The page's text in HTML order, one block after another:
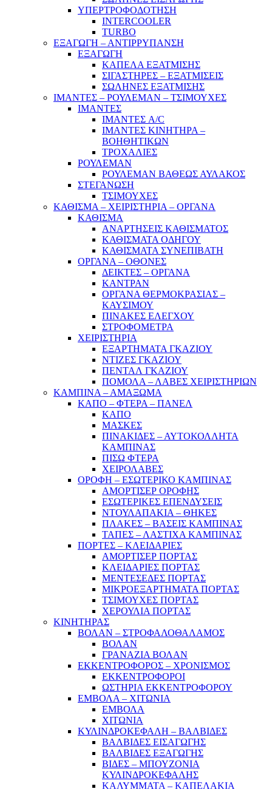
ΥΠΕΡΤΡΟΦΟΔΟΤΗΣΗ
INTERCOOLER
TURBO
ΕΞΑΓΩΓΗ – ΑΝΤΙΡΡΥΠΑΝΣΗ
ΕΞΑΓΩΓΗ
ΚΑΠΕΛΑ ΕΞΑΤΜΙΣΗΣ
ΣΙΓΑΣΤΗΡΕΣ – ΕΞΑΤΜΙΣΕΙΣ
ΣΩΛΗΝΕΣ ΕΞΑΤΜΙΣΗΣ
ΙΜΑΝΤΕΣ – ΡΟΥΛΕΜΑΝ – ΤΣΙΜΟΥΧΕΣ
ΙΜΑΝΤΕΣ
ΙΜΑΝΤΕΣ A/C
ΙΜΑΝΤΕΣ ΚΙΝΗΤΗΡΑ –
ΒΟΗΘΗΤΙΚΩΝ
ΤΡΟΧΑΛΙΕΣ
ΡΟΥΛΕΜΑΝ
ΡΟΥΛΕΜΑΝ ΒΑΘΕΩΣ ΑΥΛΑΚΟΣ
ΣΤΕΓΑΝΩΣΗ
ΤΣΙΜΟΥΧΕΣ
ΚΑΘΙΣΜΑ – ΧΕΙΡΙΣΤΗΡΙΑ – ΟΡΓΑΝΑ
ΚΑΘΙΣΜΑ
ΑΝΑΡΤΗΣΕΙΣ ΚΑΘΙΣΜΑΤΟΣ
ΚΑΘΙΣΜΑΤΑ ΟΔΗΓΟΥ
ΚΑΘΙΣΜΑΤΑ ΣΥΝΕΠΙΒΑΤΗ
ΟΡΓΑΝΑ – ΟΘΟΝΕΣ
ΔΕΙΚΤΕΣ – ΟΡΓΑΝΑ
ΚΑΝΤΡΑΝ
ΟΡΓΑΝΑ ΘΕΡΜΟΚΡΑΣΙΑΣ –
ΚΑΥΣΙΜΟΥ
ΠΙΝΑΚΕΣ ΕΛΕΓΧΟΥ
ΣΤΡΟΦΟΜΕΤΡΑ
ΧΕΙΡΙΣΤΗΡΙΑ
ΕΞΑΡΤΗΜΑΤΑ ΓΚΑΖΙΟΥ
ΝΤΙΖΕΣ ΓΚΑΖΙΟΥ
ΠΕΝΤΑΛ ΓΚΑΖΙΟΥ
ΠΟΜΟΛΑ – ΛΑΒΕΣ ΧΕΙΡΙΣΤΗΡΙΩΝ
ΚΑΜΠΙΝΑ – ΑΜΑΞΩΜΑ
ΚΑΠΟ – ΦΤΕΡΑ – ΠΑΝΕΛ
ΚΑΠΟ
ΜΑΣΚΕΣ
ΠΙΝΑΚΙΔΕΣ – ΑΥΤΟΚΟΛΛΗΤΑ
ΚΑΜΠΙΝΑΣ
ΠΙΣΩ ΦΤΕΡΑ
ΧΕΙΡΟΛΑΒΕΣ
ΟΡΟΦΗ – ΕΣΩΤΕΡΙΚΟ ΚΑΜΠΙΝΑΣ
ΑΜΟΡΤΙΣΕΡ ΟΡΟΦΗΣ
ΕΣΩΤΕΡΙΚΕΣ ΕΠΕΝΔΥΣΕΙΣ
ΝΤΟΥΛΑΠΑΚΙΑ – ΘΗΚΕΣ
ΠΛΑΚΕΣ – ΒΑΣΕΙΣ ΚΑΜΠΙΝΑΣ
ΤΑΠΕΣ – ΛΑΣΤΙΧΑ ΚΑΜΠΙΝΑΣ
ΠΟΡΤΕΣ – ΚΛΕΙΔΑΡΙΕΣ
ΑΜΟΡΤΙΣΕΡ ΠΟΡΤΑΣ
ΚΛΕΙΔΑΡΙΕΣ ΠΟΡΤΑΣ
ΜΕΝΤΕΣΕΔΕΣ ΠΟΡΤΑΣ
ΜΙΚΡΟΕΞΑΡΤΗΜΑΤΑ ΠΟΡΤΑΣ
ΤΣΙΜΟΥΧΕΣ ΠΟΡΤΑΣ
ΧΕΡΟΥΛΙΑ ΠΟΡΤΑΣ
ΚΙΝΗΤΗΡΑΣ
ΒΟΛΑΝ – ΣΤΡΟΦΑΛΟΘΑΛΑΜΟΣ
ΒΟΛΑΝ
ΓΡΑΝΑΖΙΑ ΒΟΛΑΝ
ΕΚΚΕΝΤΡΟΦΟΡΟΣ – ΧΡΟΝΙΣΜΟΣ
ΕΚΚΕΝΤΡΟΦΟΡΟΙ
ΩΣΤΗΡΙΑ ΕΚΚΕΝΤΡΟΦΟΡΟΥ
ΕΜΒΟΛΑ – ΧΙΤΩΝΙΑ
ΕΜΒΟΛΑ
ΧΙΤΩΝΙΑ
ΚΥΛΙΝΔΡΟΚΕΦΑΛΗ – ΒΑΛΒΙΔΕΣ
ΒΑΛΒΙΔΕΣ ΕΙΣΑΓΩΓΗΣ
ΒΑΛΒΙΔΕΣ ΕΞΑΓΩΓΗΣ
ΒΙΔΕΣ – ΜΠΟΥΖΟΝΙΑ
ΚΥΛΙΝΔΡΟΚΕΦΑΛΗΣ
ΚΑΛΥΜΜΑΤΑ – ΚΑΠΕΛΑΚΙΑ